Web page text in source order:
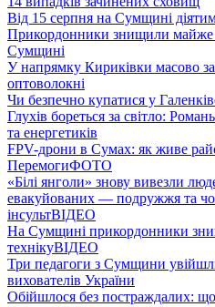
Від 15 серпня на Сумщині
Прикордонники знищили
Сумщині
У напрямку Кириківки масово
оптоволокні
Чи безпечно купатися у
Глухів бореться за світло:
та енергетиків
FPV-дрони в Сумах: як живе
ПеремогиФОТО
«Білі янголи» знову вивезли
евакуйованих — подружжя та
інсультВІДЕО
На Сумщині прикордонники
технікуВІДЕО
Три педагоги з Сумщини
вихователів України
Обійшлося без постраждалих: